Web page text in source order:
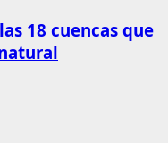
18 cuencas que